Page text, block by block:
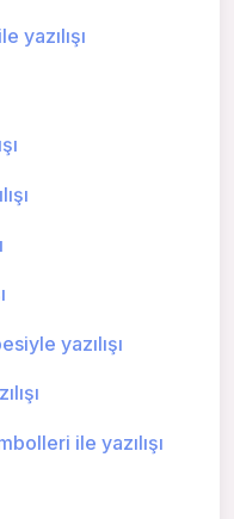
yazılışı
yazılışı
ile yazılışı